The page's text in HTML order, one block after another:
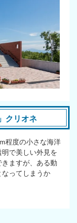
クリオネ
程度の小さな海洋
で美しい外見を
ますが、ある動
ってしまうか